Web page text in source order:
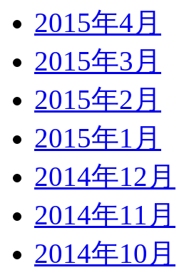
2015年4月
2015年3月
2015年2月
2015年1月
2014年12月
2014年11月
2014年10月